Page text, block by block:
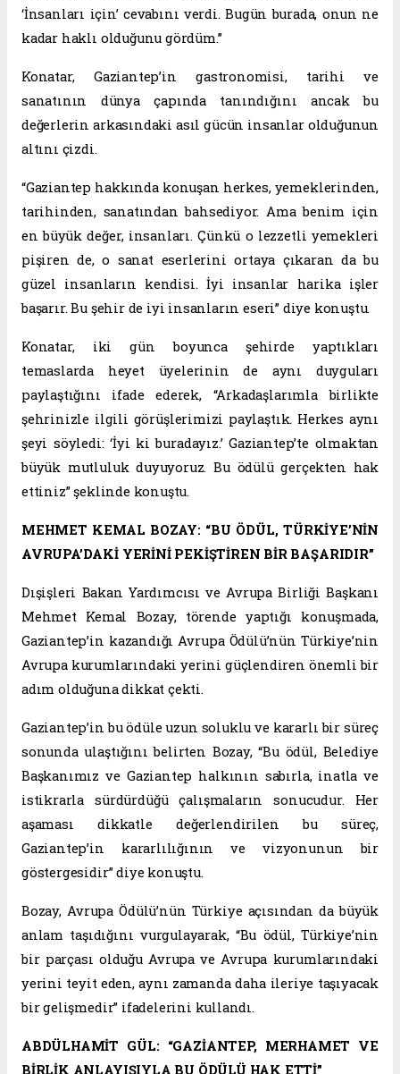
‘İnsanları için’ cevabını verdi. Bugün burada, onun ne
kadar haklı olduğunu gördüm.”
Konatar, Gaziantep’in gastronomisi, tarihi ve
sanatının dünya çapında tanındığını ancak bu
değerlerin arkasındaki asıl gücün insanlar olduğunun
altını çizdi.
“Gaziantep hakkında konuşan herkes, yemeklerinden,
tarihinden, sanatından bahsediyor. Ama benim için
en büyük değer, insanları. Çünkü o lezzetli yemekleri
pişiren de, o sanat eserlerini ortaya çıkaran da bu
güzel insanların kendisi. İyi insanlar harika işler
başarır. Bu şehir de iyi insanların eseri” diye konuştu.
Konatar, iki gün boyunca şehirde yaptıkları
temaslarda heyet üyelerinin de aynı duyguları
paylaştığını ifade ederek, “Arkadaşlarımla birlikte
şehrinizle ilgili görüşlerimizi paylaştık. Herkes aynı
şeyi söyledi: ‘İyi ki buradayız.’ Gaziantep’te olmaktan
büyük mutluluk duyuyoruz. Bu ödülü gerçekten hak
ettiniz” şeklinde konuştu.
MEHMET KEMAL BOZAY: “BU ÖDÜL, TÜRKİYE’NİN
AVRUPA’DAKİ YERİNİ PEKİŞTİREN BİR BAŞARIDIR”
Dışişleri Bakan Yardımcısı ve Avrupa Birliği Başkanı
Mehmet Kemal Bozay, törende yaptığı konuşmada,
Gaziantep’in kazandığı Avrupa Ödülü’nün Türkiye’nin
Avrupa kurumlarındaki yerini güçlendiren önemli bir
adım olduğuna dikkat çekti.
Gaziantep’in bu ödüle uzun soluklu ve kararlı bir süreç
sonunda ulaştığını belirten Bozay, “Bu ödül, Belediye
Başkanımız ve Gaziantep halkının sabırla, inatla ve
istikrarla sürdürdüğü çalışmaların sonucudur. Her
aşaması dikkatle değerlendirilen bu süreç,
Gaziantep’in kararlılığının ve vizyonunun bir
göstergesidir” diye konuştu.
Bozay, Avrupa Ödülü’nün Türkiye açısından da büyük
anlam taşıdığını vurgulayarak, “Bu ödül, Türkiye’nin
bir parçası olduğu Avrupa ve Avrupa kurumlarındaki
yerini teyit eden, aynı zamanda daha ileriye taşıyacak
bir gelişmedir” ifadelerini kullandı.
ABDÜLHAMİT GÜL: “GAZİANTEP, MERHAMET VE
BİRLİK ANLAYIŞIYLA BU ÖDÜLÜ HAK ETTİ”